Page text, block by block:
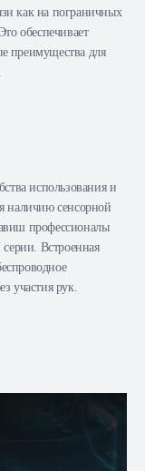
как на пограничных
обеспечивает
преимущества для
использования и
наличию сенсорной
профессионалы
Встроенная
участия рук.